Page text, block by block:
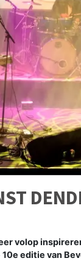
volop
editie van